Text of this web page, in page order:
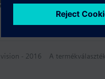
- 2016 A